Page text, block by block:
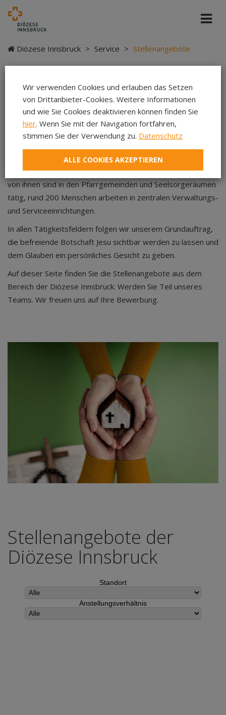
Diözese Innsbruck > Service > Stellenangebote
Herzlich willkommen!
Berufsfelder, die nahe am Menschen sind und eine
Betriebsklima – dafür steht die Diözese Innsbruck als
Arbeitgeberin von mehr als 700 Frauen und Männern. Viele
von ihnen sind in den Pfarrgemeinden und Seelsorgeräumen
tätig, rund 200 Menschen arbeiten in zentralen Verwaltungs-
und Serviceeinrichtungen.
In allen Tätigkeitsfeldern folgen wir unserem Grundauftrag,
die befreiende Botschaft Jesu sichtbar werden zu lassen und
dem Glauben ein persönliches Gesicht zu geben.
Auf dieser Seite finden Sie die Stellenangebote aus dem
Bereich der Diözese Innsbruck. Werden Sie Teil unseres
Teams. Wir freuen uns auf Ihre Bewerbung.
Stellenangebote der
Diözese Innsbruck
Wir verwenden Cookies und erlauben das Setzen
von Drittanbieter-Cookies. Weitere Informationen
und wie Sie Cookies deaktivieren können finden Sie
hier. Wenn Sie mit der Navigation fortfahren,
stimmen Sie der Verwendung zu. Datenschutz
ALLE COOKIES AKZEPTIEREN